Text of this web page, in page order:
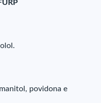
povidona e